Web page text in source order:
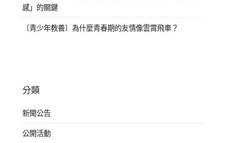
感」的關鍵
〔青少年教養〕為什麼青春期的友情像雲霄飛車？
分類
新聞公告
公開活動